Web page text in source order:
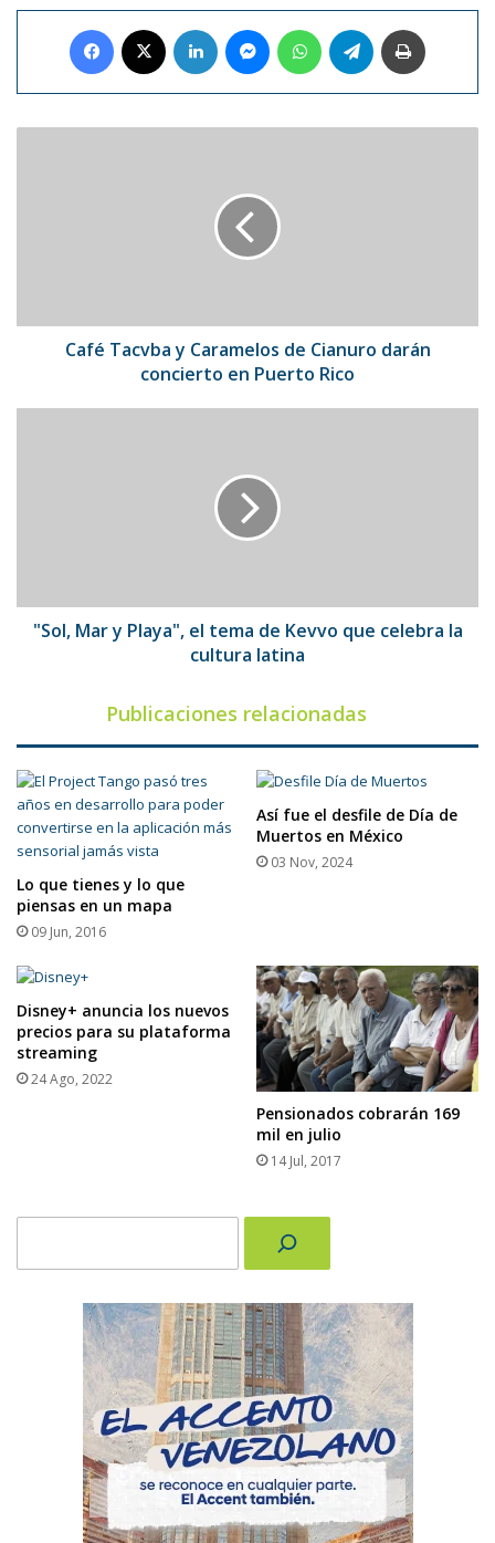
Facebook LinkedIn MessengerWhatsAppTelegram
en
Café Tacvba y Caramelos de Cianuro darán
concierto en Puerto Rico
que
celebra
"Sol, Mar y Playa", el tema de Kevvo que celebra la
cultura latina
Publicaciones relacionadas
Lo que tienes y lo que
piensas en un mapa
09 Jun, 2016
Así fue el desfile de Día de
Muertos en México
03 Nov, 2024
Disney+ anuncia los nuevos
precios para su plataforma
streaming
24 Ago, 2022
Pensionados cobrarán 169
mil en julio
14 Jul, 2017